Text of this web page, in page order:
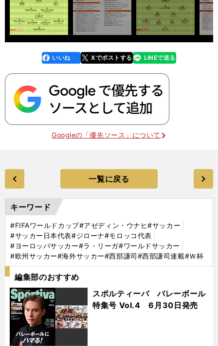
faceboo
k
いいね Xでポストする
line LINEで送る
Googleの「優先ソース」について
一覧に戻る
キーワード
#FIFAワールドカップ#アゼディン・ウナヒ#サッカー
#サッカー日本代表#ジローナ#モロッコ代表
#ヨーロッパサッカー#ラ・リーガ#ワールドサッカー
#欧州サッカー#海外サッカー#西部謙司#西部謙司連載#Ｗ杯
編集部のおすすめ
スポルティーバ バレーボール
特集号 Vol.4 6月30日発売